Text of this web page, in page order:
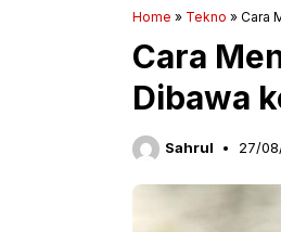
Home » Tekno » Cara
Cara
Dibawa
Sahrul 27/